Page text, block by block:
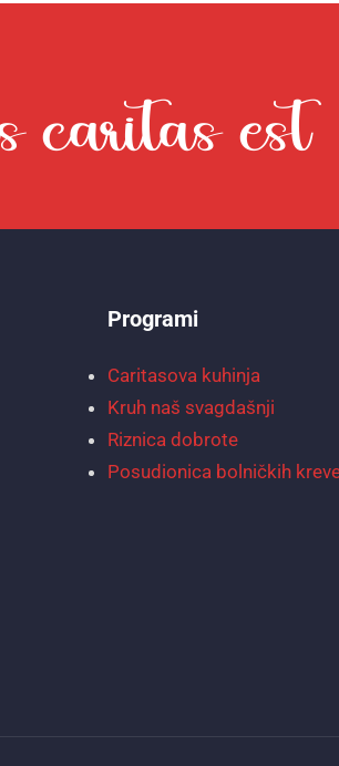
Programi
Caritasova kuhinja
Kruh naš svagdašnji
Riznica dobrote
Posudionica bolničkih